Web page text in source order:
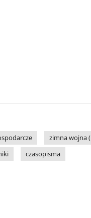
zimna wojna
czasopisma